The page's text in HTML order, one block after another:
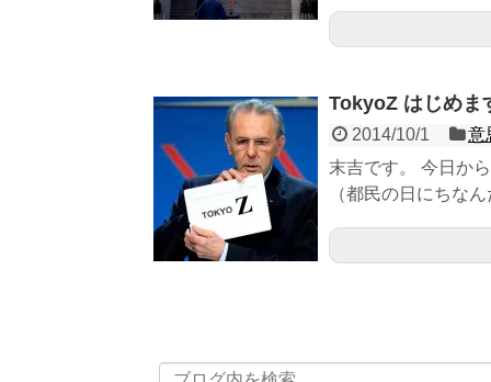
TokyoZ はじめま
2014/10/1
意
末吉です。 今日か
（都民の日にちな